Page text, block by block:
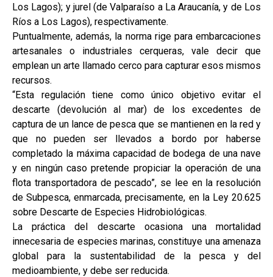
Los Lagos); y jurel (de Valparaíso a La Araucanía, y de Los
Ríos a Los Lagos), respectivamente.
Puntualmente, además, la norma rige para embarcaciones
artesanales o industriales cerqueras, vale decir que
emplean un arte llamado cerco para capturar esos mismos
recursos.
“Esta regulación tiene como único objetivo evitar el
descarte (devolución al mar) de los excedentes de
captura de un lance de pesca que se mantienen en la red y
que no pueden ser llevados a bordo por haberse
completado la máxima capacidad de bodega de una nave
y en ningún caso pretende propiciar la operación de una
flota transportadora de pescado”, se lee en la resolución
de Subpesca, enmarcada, precisamente, en la Ley 20.625
sobre Descarte de Especies Hidrobiológicas.
La práctica del descarte ocasiona una mortalidad
innecesaria de especies marinas, constituye una amenaza
global para la sustentabilidad de la pesca y del
medioambiente, y debe ser reducida.